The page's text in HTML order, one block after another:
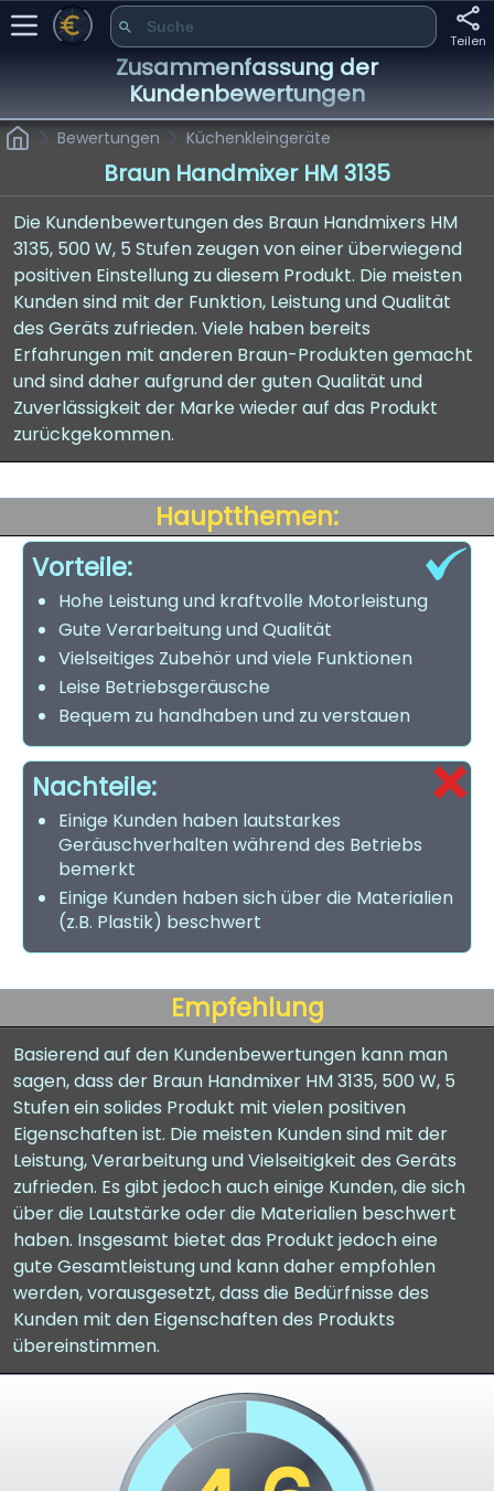
Teilen
Zusammenfassung der
Kundenbewertungen
Bewertungen Küchenkleingeräte
Braun Handmixer HM 3135
Die Kundenbewertungen des Braun Handmixers HM
3135, 500 W, 5 Stufen zeugen von einer überwiegend
positiven Einstellung zu diesem Produkt. Die meisten
Kunden sind mit der Funktion, Leistung und Qualität
des Geräts zufrieden. Viele haben bereits
Erfahrungen mit anderen Braun-Produkten gemacht
und sind daher aufgrund der guten Qualität und
Zuverlässigkeit der Marke wieder auf das Produkt
zurückgekommen.
Hauptthemen:
Vorteile:
Hohe Leistung und kraftvolle Motorleistung
Gute Verarbeitung und Qualität
Vielseitiges Zubehör und viele Funktionen
Leise Betriebsgeräusche
Bequem zu handhaben und zu verstauen
Nachteile:
Einige Kunden haben lautstarkes
Geräuschverhalten während des Betriebs
bemerkt
Einige Kunden haben sich über die Materialien
(z.B. Plastik) beschwert
Empfehlung
Basierend auf den Kundenbewertungen kann man
sagen, dass der Braun Handmixer HM 3135, 500 W, 5
Stufen ein solides Produkt mit vielen positiven
Eigenschaften ist. Die meisten Kunden sind mit der
Leistung, Verarbeitung und Vielseitigkeit des Geräts
zufrieden. Es gibt jedoch auch einige Kunden, die sich
über die Lautstärke oder die Materialien beschwert
haben. Insgesamt bietet das Produkt jedoch eine
gute Gesamtleistung und kann daher empfohlen
werden, vorausgesetzt, dass die Bedürfnisse des
Kunden mit den Eigenschaften des Produkts
übereinstimmen.